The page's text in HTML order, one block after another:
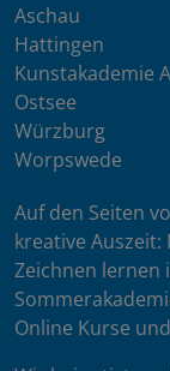
Aschau
Hattingen
Kunstakademie
Ostsee
Würzburg
Worpswede
Auf den Seiten
kreative
Zeichnen lernen
Online Kurse